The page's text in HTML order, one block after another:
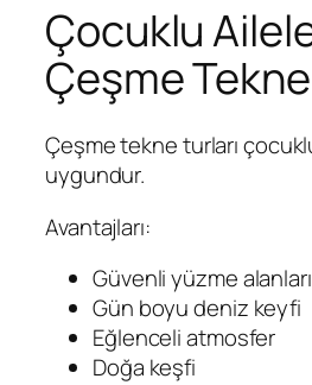
Çocuklu
Çeşme
Çeşme tekne turları
uygundur.
Avantajları:
Güvenli yüzme alanları
Gün boyu deniz keyfi
Eğlenceli atmosfer
Doğa keşfi